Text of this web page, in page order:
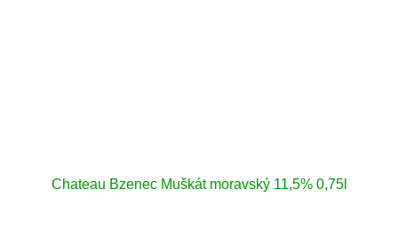
Chateau Bzenec Muškát moravský 11,5% 0,75l